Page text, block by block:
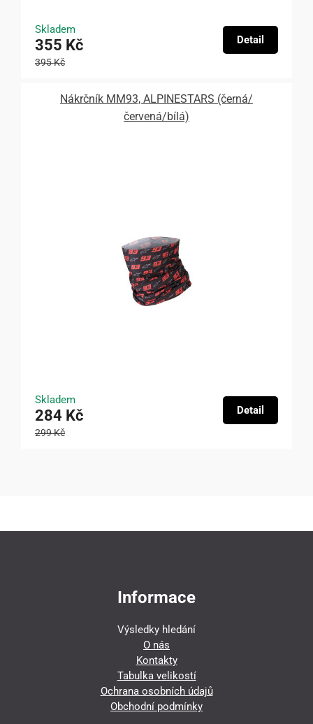
Skladem
355 Kč
395 Kč
Detail
Nákrčník MM93, ALPINESTARS (černá/
červená/bílá)
Skladem
284 Kč
299 Kč
Detail
Informace
Výsledky hledání
O nás
Kontakty
Tabulka velikostí
Ochrana osobních údajů
Obchodní podmínky